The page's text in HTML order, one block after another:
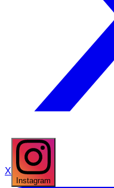
X
Instagram